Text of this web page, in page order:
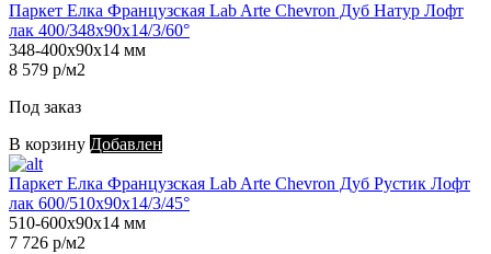
Паркет Елка Французская Lab Arte Chevron Дуб Натур Лофт
лак 400/348х90х14/3/60°
348-400х90х14 мм
8 579 р/м2
Под заказ
В корзину Добавлен
Паркет Елка Французская Lab Arte Chevron Дуб Рустик Лофт
лак 600/510х90х14/3/45°
510-600х90х14 мм
7 726 р/м2